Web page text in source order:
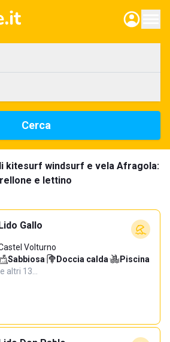
Cerca
kitesurf windsurf e vela Afragola:
e lettino
Gallo
Volturno
Sabbiosa· Doccia calda·
Piscina
e altri 13…